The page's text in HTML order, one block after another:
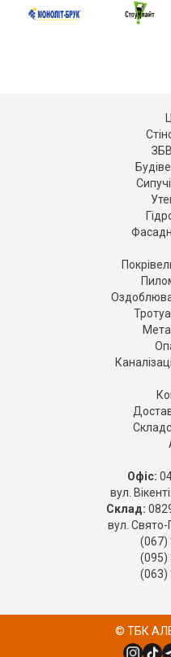
Офіс:
вул.
Склад:
вул. Свято-
(067)
(095)
(063)
© ТБК